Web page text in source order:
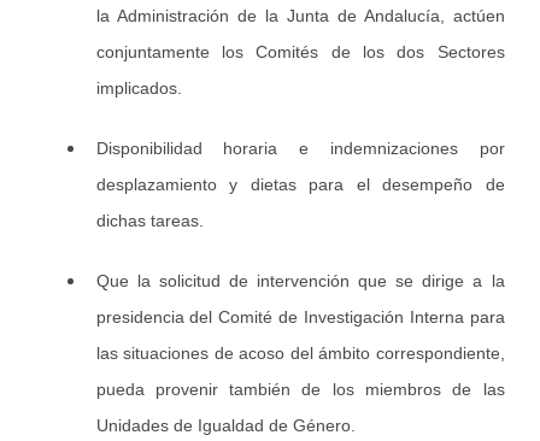
la Administración de la Junta de Andalucía, actúen
conjuntamente los Comités de los dos Sectores
implicados.
Disponibilidad horaria e indemnizaciones por
desplazamiento y dietas para el desempeño de
dichas tareas.
Que la solicitud de intervención que se dirige a la
presidencia del Comité de Investigación Interna para
las situaciones de acoso del ámbito correspondiente,
pueda provenir también de los miembros de las
Unidades de Igualdad de Género.